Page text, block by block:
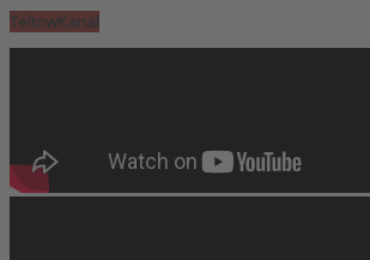
TeltowKanal